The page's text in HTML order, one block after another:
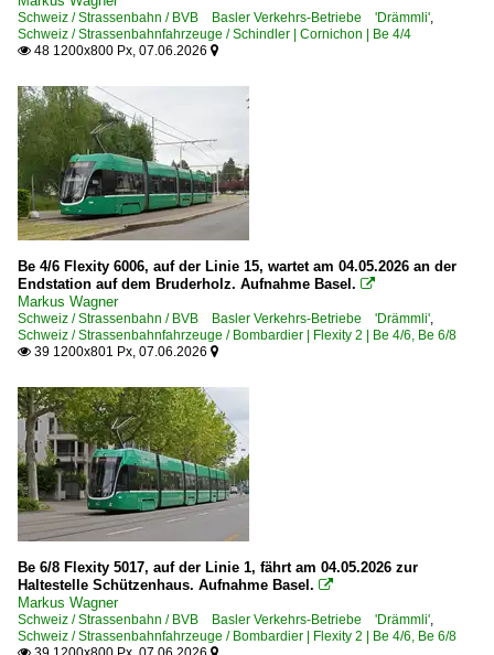
Schweiz / Strassenbahn / BVB Basler Verkehrs-Betriebe 'Drämmli'
Schweiz / Strassenbahnfahrzeuge / Schindler | Cornichon | Be 4/4
 48 1200x800 Px, 07.06.2026 
Be 4/6 Flexity 6006, auf der Linie 15, wartet am 04.05.2026 an der
Endstation auf dem Bruderholz. Aufnahme Basel. 
Markus Wagner
Schweiz / Strassenbahn / BVB Basler Verkehrs-Betriebe 'Drämmli'
Schweiz / Strassenbahnfahrzeuge / Bombardier | Flexity 2 | Be 4/6, Be 6/8
 39 1200x801 Px, 07.06.2026 
Be 6/8 Flexity 5017, auf der Linie 1, fährt am 04.05.2026 zur
Haltestelle Schützenhaus. Aufnahme Basel. 
Markus Wagner
Schweiz / Strassenbahn / BVB Basler Verkehrs-Betriebe 'Drämmli'
Schweiz / Strassenbahnfahrzeuge / Bombardier | Flexity 2 | Be 4/6, Be 6/8
 